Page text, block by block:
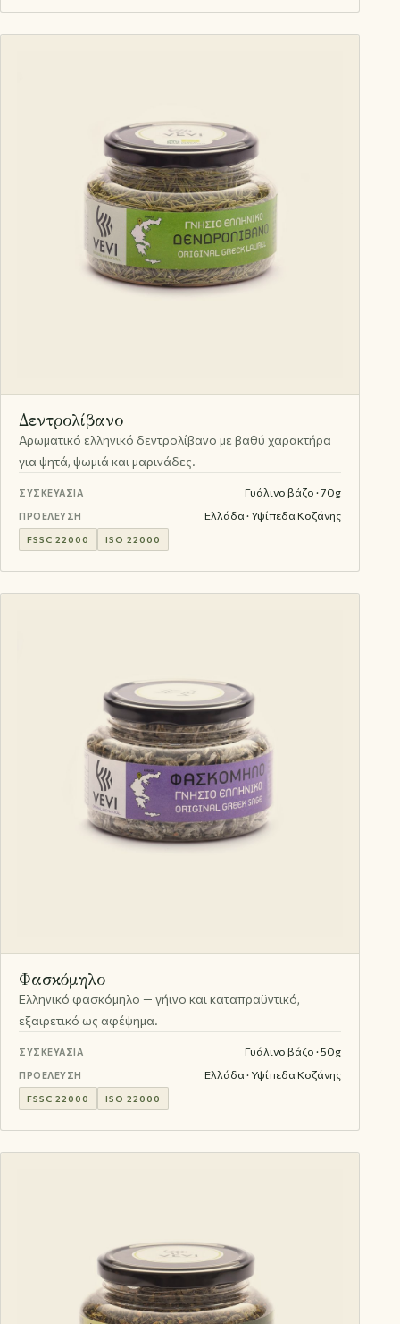
Δεντρολίβανο
Αρωματικό ελληνικό δεντρολίβανο με βαθύ χαρακτήρα
για ψητά, ψωμιά και μαρινάδες.
ΣΥΣΚΕΥΑΣΊΑ Γυάλινο βάζο · 70g
ΠΡΟΈΛΕΥΣΗ Ελλάδα · Υψίπεδα Κοζάνης
FSSC 22000 ISO 22000
Φασκόμηλο
Ελληνικό φασκόμηλο — γήινο και καταπραϋντικό,
εξαιρετικό ως αφέψημα.
ΣΥΣΚΕΥΑΣΊΑ Γυάλινο βάζο · 50g
ΠΡΟΈΛΕΥΣΗ Ελλάδα · Υψίπεδα Κοζάνης
FSSC 22000 ISO 22000